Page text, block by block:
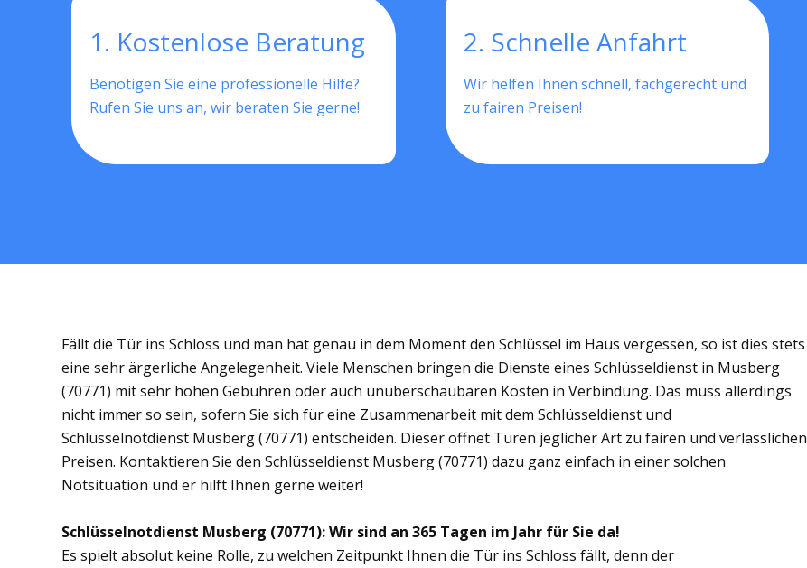
1. Kostenlose Beratung
Benötigen Sie eine professionelle Hilfe?
Rufen Sie uns an, wir beraten Sie gerne!
2. Schnelle Anfahrt
Wir helfen Ihnen schnell, fachgerecht und
zu fairen Preisen!
Fällt die Tür ins Schloss und man hat genau in dem Moment den Schlüssel im Haus vergessen, so ist dies stets
eine sehr ärgerliche Angelegenheit. Viele Menschen bringen die Dienste eines Schlüsseldienst in Musberg
(70771) mit sehr hohen Gebühren oder auch unüberschaubaren Kosten in Verbindung. Das muss allerdings
nicht immer so sein, sofern Sie sich für eine Zusammenarbeit mit dem Schlüsseldienst und
Schlüsselnotdienst Musberg (70771) entscheiden. Dieser öffnet Türen jeglicher Art zu fairen und verlässlichen
Preisen. Kontaktieren Sie den Schlüsseldienst Musberg (70771) dazu ganz einfach in einer solchen
Notsituation und er hilft Ihnen gerne weiter!
Schlüsselnotdienst Musberg (70771): Wir sind an 365 Tagen im Jahr für Sie da!
Es spielt absolut keine Rolle, zu welchen Zeitpunkt Ihnen die Tür ins Schloss fällt, denn der